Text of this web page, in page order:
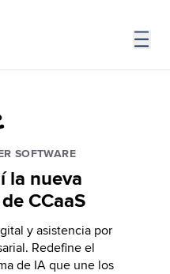
SOFTWARE
la nueva
CCaaS
y asistencia por
Redefine el
de IA que une los